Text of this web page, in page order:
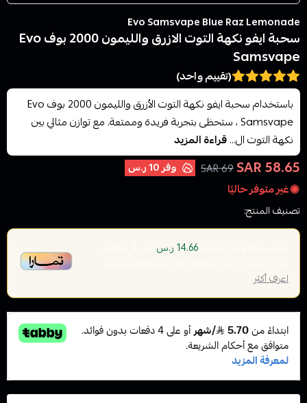
Evo Samsvape Blue Raz Lemonade
سحبة ايفو نكهة التوت الازرق والليمون 2000 بوف Evo
Samsvape
(تقييم واحد)
باستخدام سحبة ايفو نكهة التوت الأزرق والليمون 2000 بوف Evo
Samsvape ، ستحظى بتجربة فريدة وممتعة. مع توازن مثالي بين
نكهة التوت ال...قراءة المزيد
58.65 SAR
69 SAR وفر10 ر.س
غير متوفر حاليًا
تصنيف المنتج:
14.66 ر.س
اعرف أكثر